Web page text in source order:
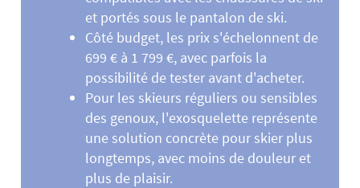
et portés sous le pantalon de ski.
Côté budget, les prix s'échelonnent de
699 € à 1 799 €, avec parfois la
possibilité de tester avant d'acheter.
Pour les skieurs réguliers ou sensibles
des genoux, l'exosquelette représente
une solution concrète pour skier plus
longtemps, avec moins de douleur et
plus de plaisir.